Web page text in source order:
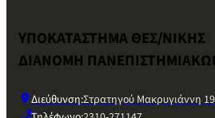
ΥΠΟΚΑΤΑΣΤΗΜΑ ΘΕΣ/ΝΙΚΗΣ
ΔΙΑΝΟΜΗ
Διεύθυνση:Στρατηγού Μακρυγιάννη